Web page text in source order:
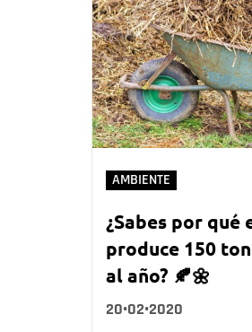
AMBIENTE
¿Sabes por
produce 150
al año? 🍂🌼
20•02•2020